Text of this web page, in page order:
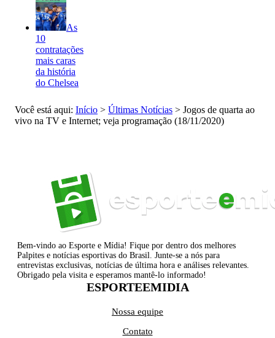
As
10
contratações
mais caras
da história
do Chelsea
Você está aqui: Início > Últimas Notícias > Jogos de quarta ao
vivo na TV e Internet; veja programação (18/11/2020)
Bem-vindo ao Esporte e Mídia! Fique por dentro dos melhores
Palpites e notícias esportivas do Brasil. Junte-se a nós para
entrevistas exclusivas, notícias de última hora e análises relevantes.
Obrigado pela visita e esperamos mantê-lo informado!
ESPORTEEMIDIA
Nossa equipe
Contato